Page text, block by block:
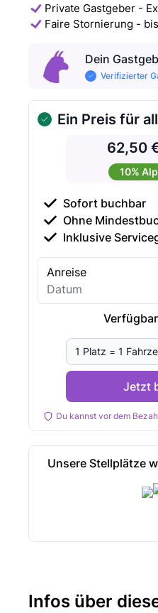
Private Gastgeber -
Faire Stornierung -
Dein
Verifizierter
Ein Preis für
62,50
10%
Sofort buchbar
Ohne
Inklusive
Anreise
Jetzt
Du kannst vor dem
Unsere Stellplätze
Infos über